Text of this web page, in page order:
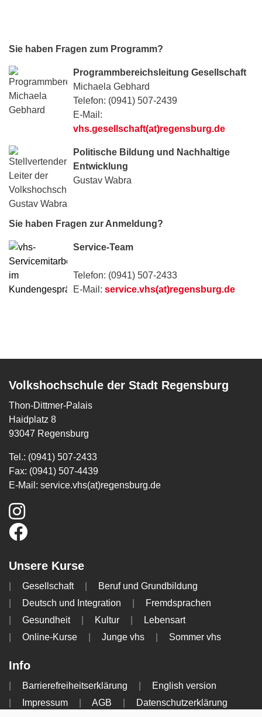
Sie haben Fragen zum Programm?
Programmbereichsleitung Gesellschaft
Michaela Gebhard
Telefon: (0941) 507-2439
E-Mail:
vhs.gesellschaft(at)regensburg.de
Politische Bildung und Nachhaltige
Entwicklung
Gustav Wabra
Sie haben Fragen zur Anmeldung?
Service-Team
Telefon: (0941) 507-2433
E-Mail: service.vhs(at)regensburg.de
Volkshochschule der Stadt Regensburg
Thon-Dittmer-Palais
Haidplatz 8
93047 Regensburg
Tel.: (0941) 507-2433
Fax: (0941) 507-4439
E-Mail: service.vhs(at)regensburg.de
Unsere Kurse
Gesellschaft
Beruf und Grundbildung
Deutsch und Integration
Fremdsprachen
Gesundheit
Kultur
Lebensart
Online-Kurse
Junge vhs Sommer vhs
Info
Barrierefreiheitserklärung
English version
Impressum
AGB
Datenschutzerklärung